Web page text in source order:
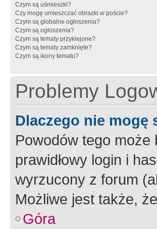
Czym są uśmieszki?
Czy mogę umieszczać obrazki w poście?
Czym są globalne ogłoszenia?
Czym są ogłoszenia?
Czym są tematy przyklejone?
Czym są tematy zamknięte?
Czym są ikony tematu?
Problemy
Dlaczego nie mogę
Powodów tego
prawidłowy login i
wyrzucony z forum
Możliwe jest także,
Góra